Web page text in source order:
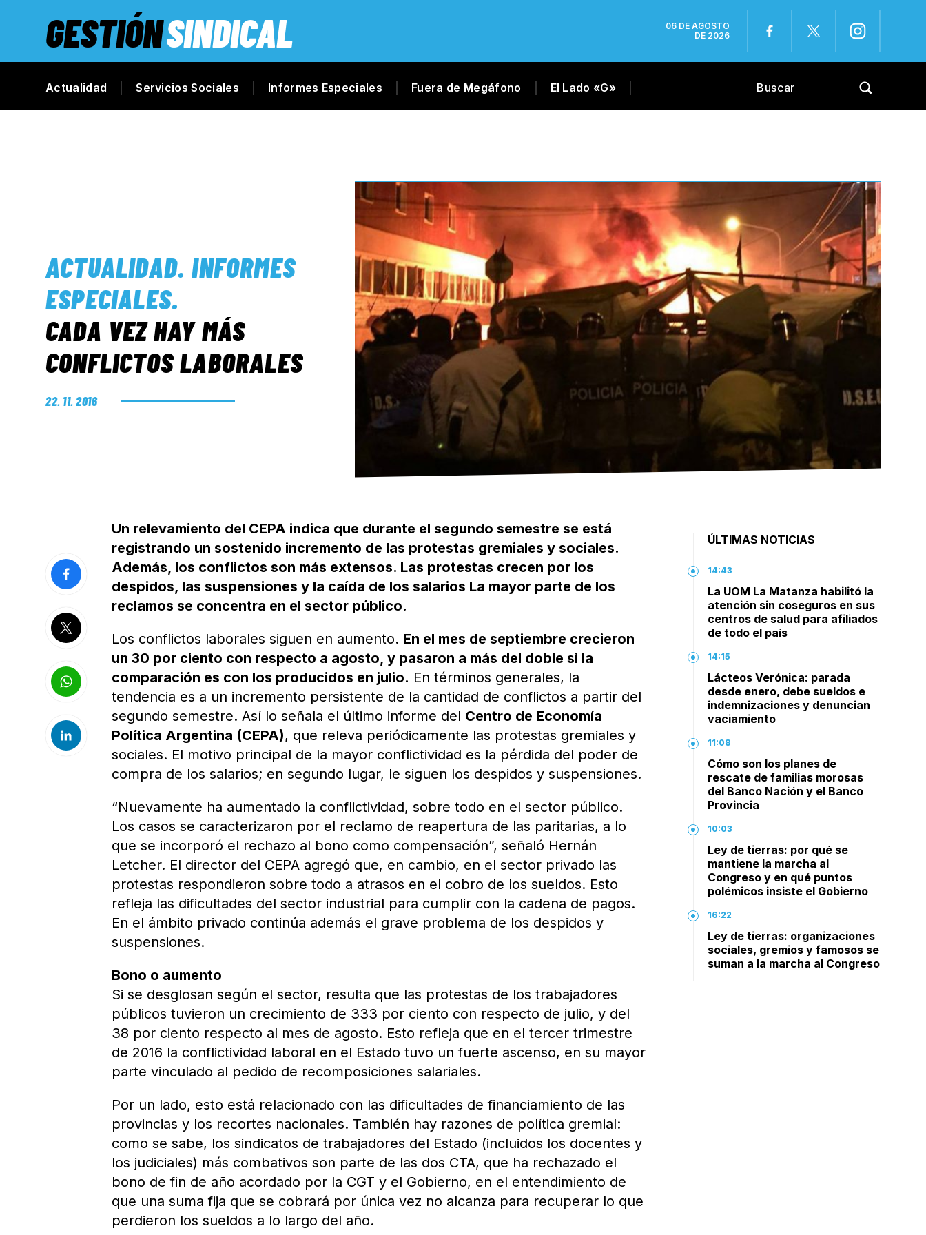
GESTIÓNSINDICAL
06 DE AGOSTO
DE 2026
Actualidad Servicios Sociales Informes Especiales Fuera de Megáfono El Lado «G»
ACTUALIDAD.INFORMES
ESPECIALES.
CADA VEZ HAY MÁS
CONFLICTOS LABORALES
22. 11. 2016
Un relevamiento del CEPA indica que durante el segundo semestre se está
registrando un sostenido incremento de las protestas gremiales y sociales.
Además, los conflictos son más extensos. Las protestas crecen por los
despidos, las suspensiones y la caída de los salarios La mayor parte de los
reclamos se concentra en el sector público.
Los conflictos laborales siguen en aumento. En el mes de septiembre crecieron
un 30 por ciento con respecto a agosto, y pasaron a más del doble si la
comparación es con los producidos en julio. En términos generales, la
tendencia es a un incremento persistente de la cantidad de conflictos a partir del
segundo semestre. Así lo señala el último informe del Centro de Economía
Política Argentina (CEPA), que releva periódicamente las protestas gremiales y
sociales. El motivo principal de la mayor conflictividad es la pérdida del poder de
compra de los salarios; en segundo lugar, le siguen los despidos y suspensiones.
“Nuevamente ha aumentado la conflictividad, sobre todo en el sector público.
Los casos se caracterizaron por el reclamo de reapertura de las paritarias, a lo
que se incorporó el rechazo al bono como compensación”, señaló Hernán
Letcher. El director del CEPA agregó que, en cambio, en el sector privado las
protestas respondieron sobre todo a atrasos en el cobro de los sueldos. Esto
refleja las dificultades del sector industrial para cumplir con la cadena de pagos.
En el ámbito privado continúa además el grave problema de los despidos y
suspensiones.
Bono o aumento
Si se desglosan según el sector, resulta que las protestas de los trabajadores
públicos tuvieron un crecimiento de 333 por ciento con respecto de julio, y del
38 por ciento respecto al mes de agosto. Esto refleja que en el tercer trimestre
de 2016 la conflictividad laboral en el Estado tuvo un fuerte ascenso, en su mayor
parte vinculado al pedido de recomposiciones salariales.
Por un lado, esto está relacionado con las dificultades de financiamiento de las
provincias y los recortes nacionales. También hay razones de política gremial:
como se sabe, los sindicatos de trabajadores del Estado (incluidos los docentes y
los judiciales) más combativos son parte de las dos CTA, que ha rechazado el
bono de fin de año acordado por la CGT y el Gobierno, en el entendimiento de
que una suma fija que se cobrará por única vez no alcanza para recuperar lo que
perdieron los sueldos a lo largo del año.
ÚLTIMAS NOTICIAS
14:43
La UOM La Matanza habilitó la
atención sin coseguros en sus
centros de salud para afiliados
de todo el país
14:15
Lácteos Verónica: parada
desde enero, debe sueldos e
indemnizaciones y denuncian
vaciamiento
11:08
Cómo son los planes de
rescate de familias morosas
del Banco Nación y el Banco
Provincia
10:03
Ley de tierras: por qué se
mantiene la marcha al
Congreso y en qué puntos
polémicos insiste el Gobierno
16:22
Ley de tierras: organizaciones
sociales, gremios y famosos se
suman a la marcha al Congreso